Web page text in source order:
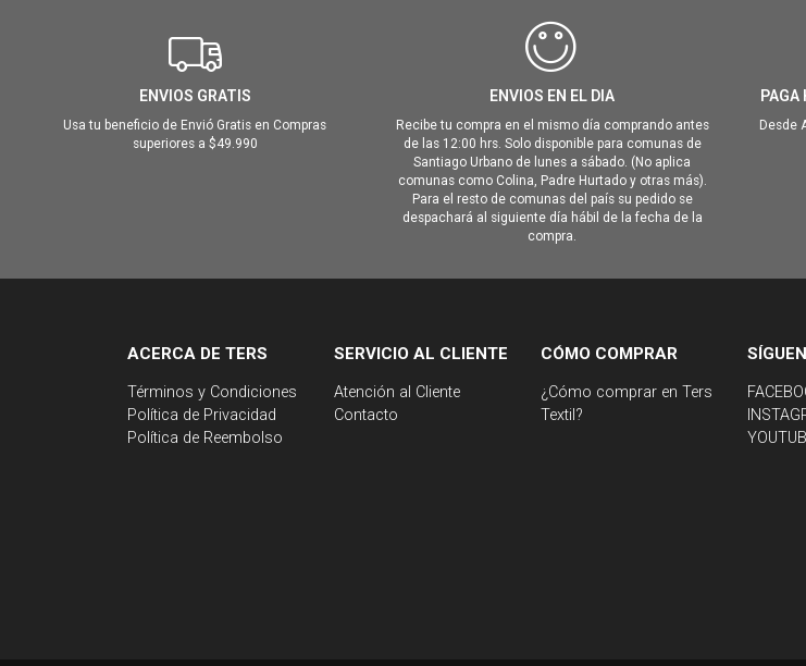
ENVIOS GRATIS
Usa tu beneficio de Envió Gratis en Compras
superiores a $49.990
ENVIOS EN EL DIA
Recibe tu compra en el mismo día comprando antes
de las 12:00 hrs. Solo disponible para comunas de
Santiago Urbano de lunes a sábado. (No aplica
comunas como Colina, Padre Hurtado y otras más).
Para el resto de comunas del país su pedido se
despachará al siguiente día hábil de la fecha de la
compra.
PAGA
Desde
ACERCA DE TERS
Términos y Condiciones
Política de Privacidad
Política de Reembolso
SERVICIO AL CLIENTE
Atención al Cliente
Contacto
CÓMO COMPRAR
¿Cómo comprar en Ters
Textil?